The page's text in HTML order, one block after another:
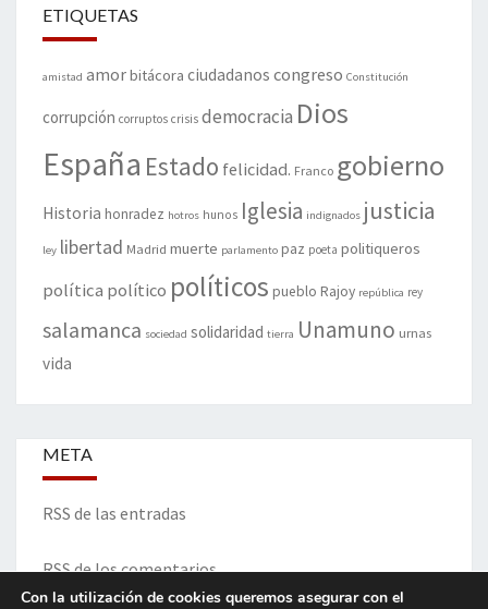
ETIQUETAS
amistad amorbitácora ciudadanos congreso Constitución
corrupción corruptos crisis democracia Dios
España Estado felicidad. Franco gobierno
Historia honradez hotros hunos Iglesia indignados justicia
ley libertad Madrid muerte parlamento paz poeta politiqueros
política político políticos pueblo Rajoy república rey
salamanca sociedad solidaridad tierra Unamuno urnas
vida
META
RSS de las entradas
RSS de los comentarios
Con la utilización de cookies queremos asegurar con el